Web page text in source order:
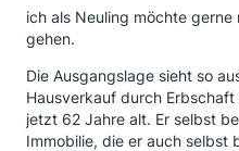
ich als Neuling möchte
gehen.
Die Ausgangslage sieht so
Hausverkauf durch
jetzt 62 Jahre alt. Er selbst
Immobilie, die er auch selbst